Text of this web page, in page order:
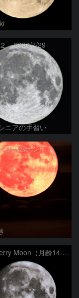
2026/7/29
ニアの手習い
リームーン
Strawberry Moon（月齢14.5）